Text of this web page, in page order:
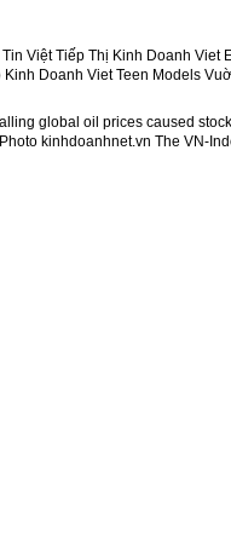
Việt Tiếp Thị Kinh Doanh Viet
Doanh Viet Teen Models
global oil prices caused
kinhdoanhnet.vn The VN-